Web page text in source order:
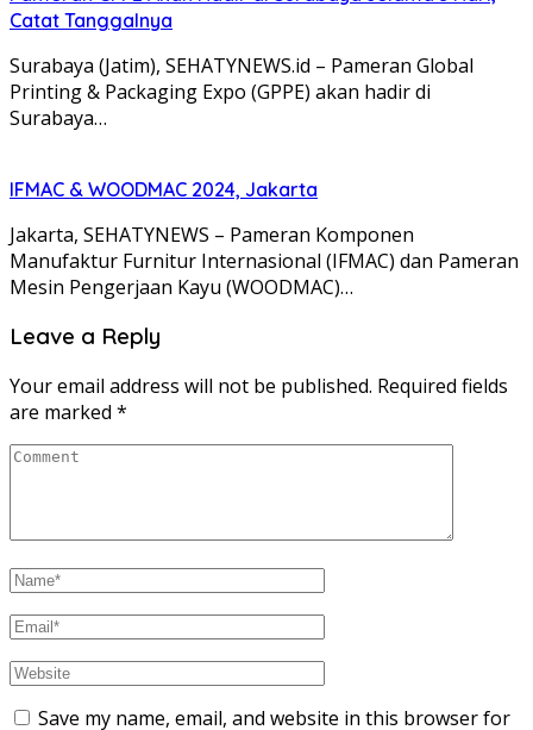
Catat Tanggalnya
Surabaya (Jatim), SEHATYNEWS.id – Pameran Global
Printing & Packaging Expo (GPPE) akan hadir di
Surabaya…
IFMAC & WOODMAC 2024, Jakarta
Jakarta, SEHATYNEWS – Pameran Komponen
Manufaktur Furnitur Internasional (IFMAC) dan Pameran
Mesin Pengerjaan Kayu (WOODMAC)…
Leave a Reply
Your email address will not be published. Required fields
are marked *
Save my name, email, and website in this browser for